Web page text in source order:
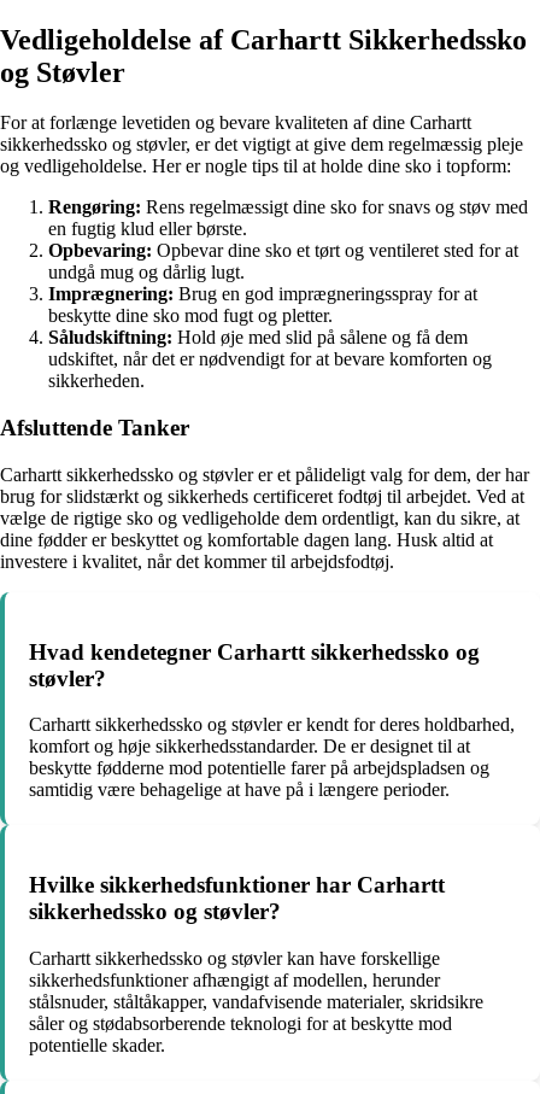
Vedligeholdelse af Carhartt Sikkerhedssko
og Støvler
For at forlænge levetiden og bevare kvaliteten af dine Carhartt
sikkerhedssko og støvler, er det vigtigt at give dem regelmæssig pleje
og vedligeholdelse. Her er nogle tips til at holde dine sko i topform:
Rengøring: Rens regelmæssigt dine sko for snavs og støv med
en fugtig klud eller børste.
Opbevaring: Opbevar dine sko et tørt og ventileret sted for at
undgå mug og dårlig lugt.
Imprægnering: Brug en god imprægneringsspray for at
beskytte dine sko mod fugt og pletter.
Såludskiftning: Hold øje med slid på sålene og få dem
udskiftet, når det er nødvendigt for at bevare komforten og
sikkerheden.
Afsluttende Tanker
Carhartt sikkerhedssko og støvler er et pålideligt valg for dem, der har
brug for slidstærkt og sikkerheds certificeret fodtøj til arbejdet. Ved at
vælge de rigtige sko og vedligeholde dem ordentligt, kan du sikre, at
dine fødder er beskyttet og komfortable dagen lang. Husk altid at
investere i kvalitet, når det kommer til arbejdsfodtøj.
Hvad kendetegner Carhartt sikkerhedssko og
støvler?
Carhartt sikkerhedssko og støvler er kendt for deres holdbarhed,
komfort og høje sikkerhedsstandarder. De er designet til at
beskytte fødderne mod potentielle farer på arbejdspladsen og
samtidig være behagelige at have på i længere perioder.
Hvilke sikkerhedsfunktioner har Carhartt
sikkerhedssko og støvler?
Carhartt sikkerhedssko og støvler kan have forskellige
sikkerhedsfunktioner afhængigt af modellen, herunder
stålsnuder, ståltåkapper, vandafvisende materialer, skridsikre
såler og stødabsorberende teknologi for at beskytte mod
potentielle skader.